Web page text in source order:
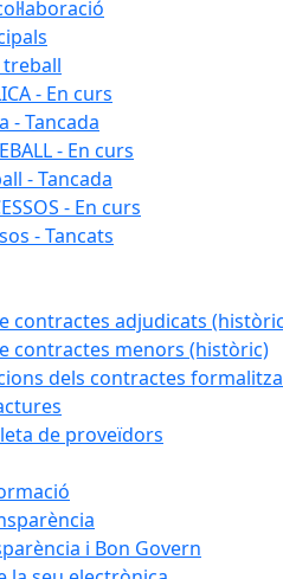
- En curs
- Tancada
- En curs
- Tancada
- En curs
- Tancats
contractes adjudicats
contractes menors (històric)
dels contractes
de proveïdors
i Bon Govern